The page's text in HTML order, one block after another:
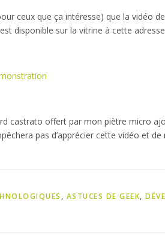
ceux que ça intéresse) que la vidéo
disponible sur la vitrine à cette
castrato offert par mon piètre micro
pas d’apprécier cette vidéo et
, ASTUCES DE GEEK,